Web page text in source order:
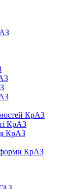
КрАЗ
КрАЗ
КрАЗ
КрАЗ